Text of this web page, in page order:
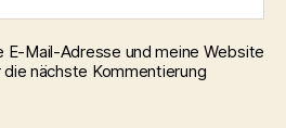
E-Mail-Adresse und meine Website
nächste Kommentierung